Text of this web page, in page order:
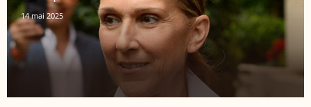
tout le
monde
14 mai 2025